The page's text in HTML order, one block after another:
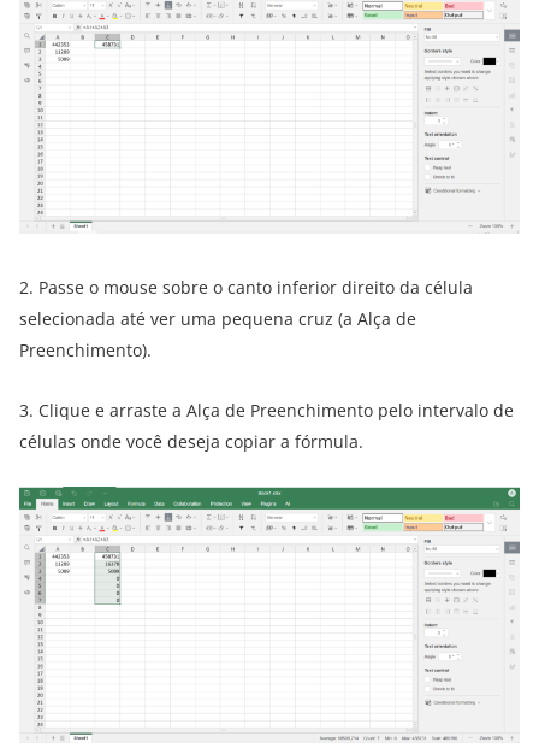
2. Passe o mouse sobre o canto inferior direito da célula
selecionada até ver uma pequena cruz (a Alça de
Preenchimento).
3. Clique e arraste a Alça de Preenchimento pelo intervalo de
células onde você deseja copiar a fórmula.